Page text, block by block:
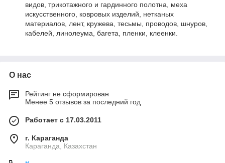
видов, трикотажного и гардинного полотна, меха
искусственного, ковровых изделий, нетканых
материалов, лент, кружева, тесьмы, проводов, шнуров,
кабелей, линолеума, багета, пленки, клеенки.
О нас
Рейтинг не сформирован
Менее 5 отзывов за последний год
Работает с 17.03.2011
г. Караганда
Караганда, Казахстан